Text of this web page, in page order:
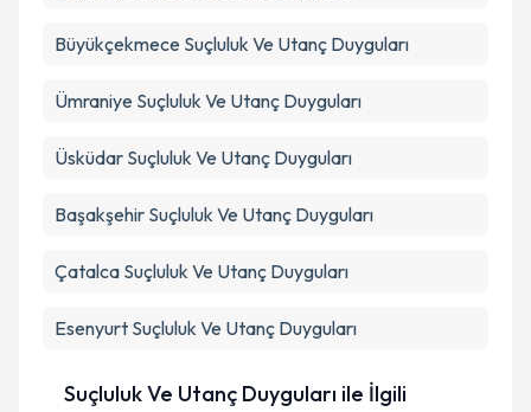
Büyükçekmece Suçluluk Ve Utanç Duyguları
Ümraniye Suçluluk Ve Utanç Duyguları
Üsküdar Suçluluk Ve Utanç Duyguları
Başakşehir Suçluluk Ve Utanç Duyguları
Çatalca Suçluluk Ve Utanç Duyguları
Esenyurt Suçluluk Ve Utanç Duyguları
Suçluluk Ve Utanç Duyguları ile İlgili